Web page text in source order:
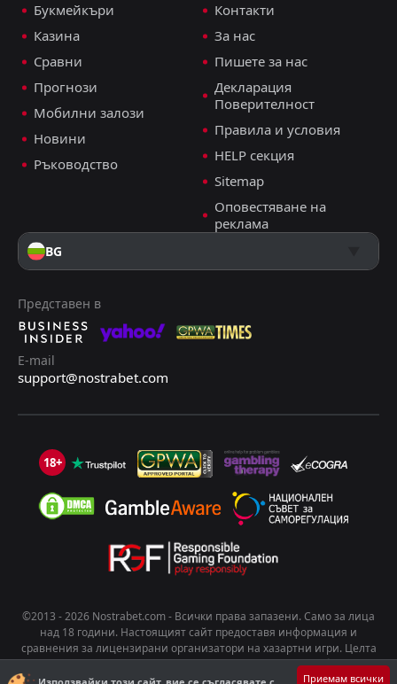
Приемам всички
Букмейкъри
Казина
Сравни
Прогнози
Мобилни залози
Новини
Ръководство
Контакти
За нас
Пишете за нас
Декларация
Поверителност
Правила и условия
HELP секция
Sitemap
Оповестяване на
реклама
BG
Представен в
E-mail
support@nostrabet.com
18+
©2013 - 2026 Nostrabet.com - Всички пpaвa зaпaзeни. Само за лица
над 18 години. Настоящият сайт предоставя информация и
сравнения за лицензирани организатори на хазартни игри. Целта
на съдържанието е да подпомогне информирания избор на
потребителите. Хазартът носи риск от развиване на зависимост.